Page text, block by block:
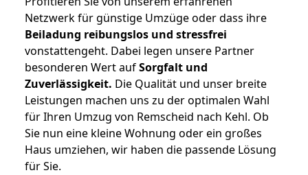
Netzwerk für günstige Umzüge oder dass ihre
Beiladung reibungslos und stressfrei
vonstattengeht. Dabei legen unsere Partner
besonderen Wert aufSorgfalt und
Zuverlässigkeit. Die Qualität und unser breite
Leistungen machen uns zu der optimalen Wahl
für Ihren Umzug von Remscheid nach Kehl. Ob
Sie nun eine kleine Wohnung oder ein großes
Haus umziehen, wir haben die passende Lösung
für Sie.